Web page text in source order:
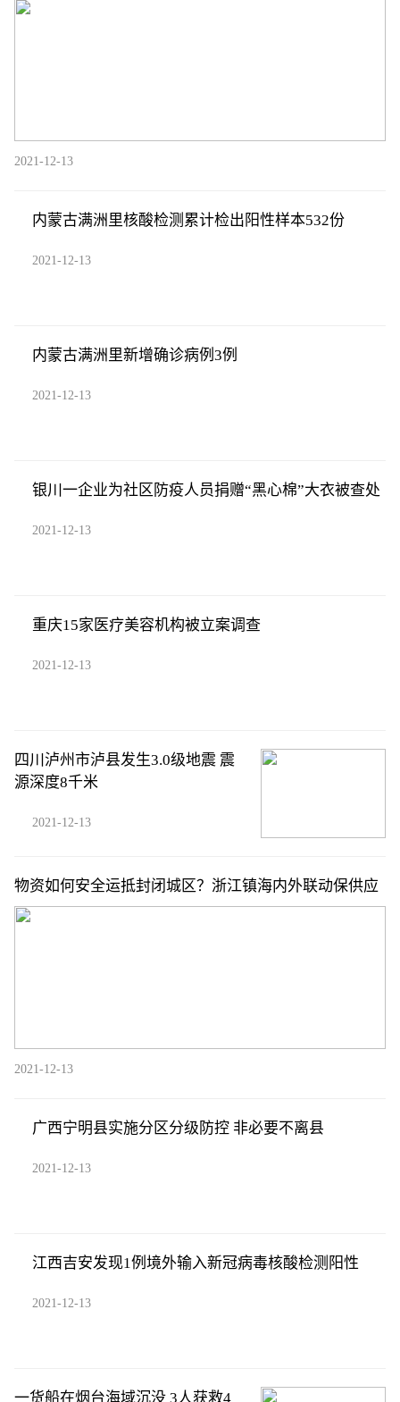
2021-12-13
内蒙古满洲里核酸检测累计检出阳性样本532份
2021-12-13
内蒙古满洲里新增确诊病例3例
2021-12-13
银川一企业为社区防疫人员捐赠“黑心棉”大衣被查处
2021-12-13
重庆15家医疗美容机构被立案调查
2021-12-13
四川泸州市泸县发生3.0级地震 震
源深度8千米
2021-12-13
物资如何安全运抵封闭城区？浙江镇海内外联动保供应
2021-12-13
广西宁明县实施分区分级防控 非必要不离县
2021-12-13
江西吉安发现1例境外输入新冠病毒核酸检测阳性
2021-12-13
一货船在烟台海域沉没 3人获救4